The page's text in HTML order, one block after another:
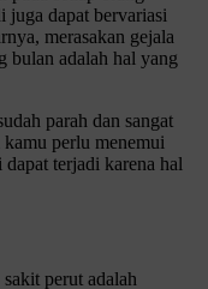
juga dapat bervariasi
merasakan gejala
bulan adalah hal yang
parah dan sangat
perlu menemui
terjadi karena hal
perut adalah